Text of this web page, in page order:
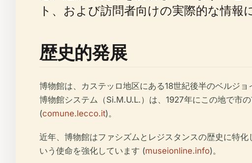
ト、および訪問者向けの実際的な情報
歴史的発展
博物館は、カステッロ地区にある18世紀後半のベルジ
博物館システム（Si.M.U.L.）は、1927年にこの地で市
(comune.lecco.it)。
近年、博物館はファシズムとレジスタンスの歴史に特
いう使命を強化しています (museionline.info)。